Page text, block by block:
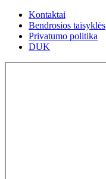
Kontaktai
Bendrosios taisyklės
Privatumo politika
DUK